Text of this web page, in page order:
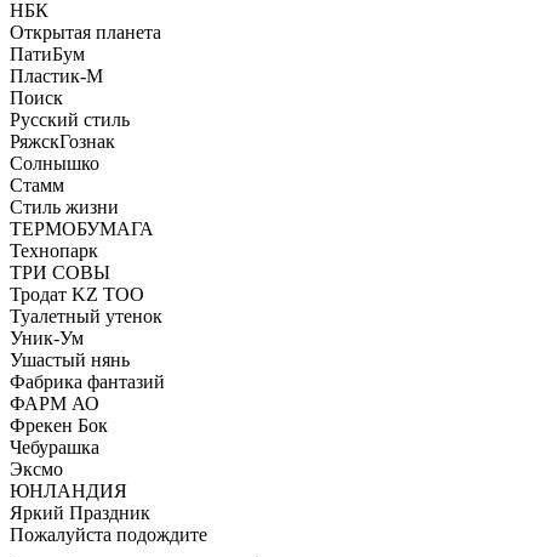
НБК
Открытая планета
ПатиБум
Пластик-М
Поиск
Русский стиль
РяжскГознак
Солнышко
Стамм
Стиль жизни
ТЕРМОБУМАГА
Технопарк
ТРИ СОВЫ
Тродат KZ ТОО
Туалетный утенок
Уник-Ум
Ушастый нянь
Фабрика фантазий
ФАРМ АО
Фрекен Бок
Чебурашка
Эксмо
ЮНЛАНДИЯ
Яркий Праздник
Пожалуйста подождите